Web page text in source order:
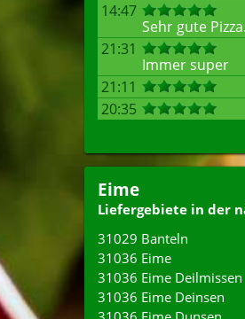
14:47
Sehr gute
21:31
Immer super
21:11
20:35
Eime
Liefergebiete in der
31029 Banteln
31036 Eime
31036 Eime Deilmissen
31036 Eime Deinsen